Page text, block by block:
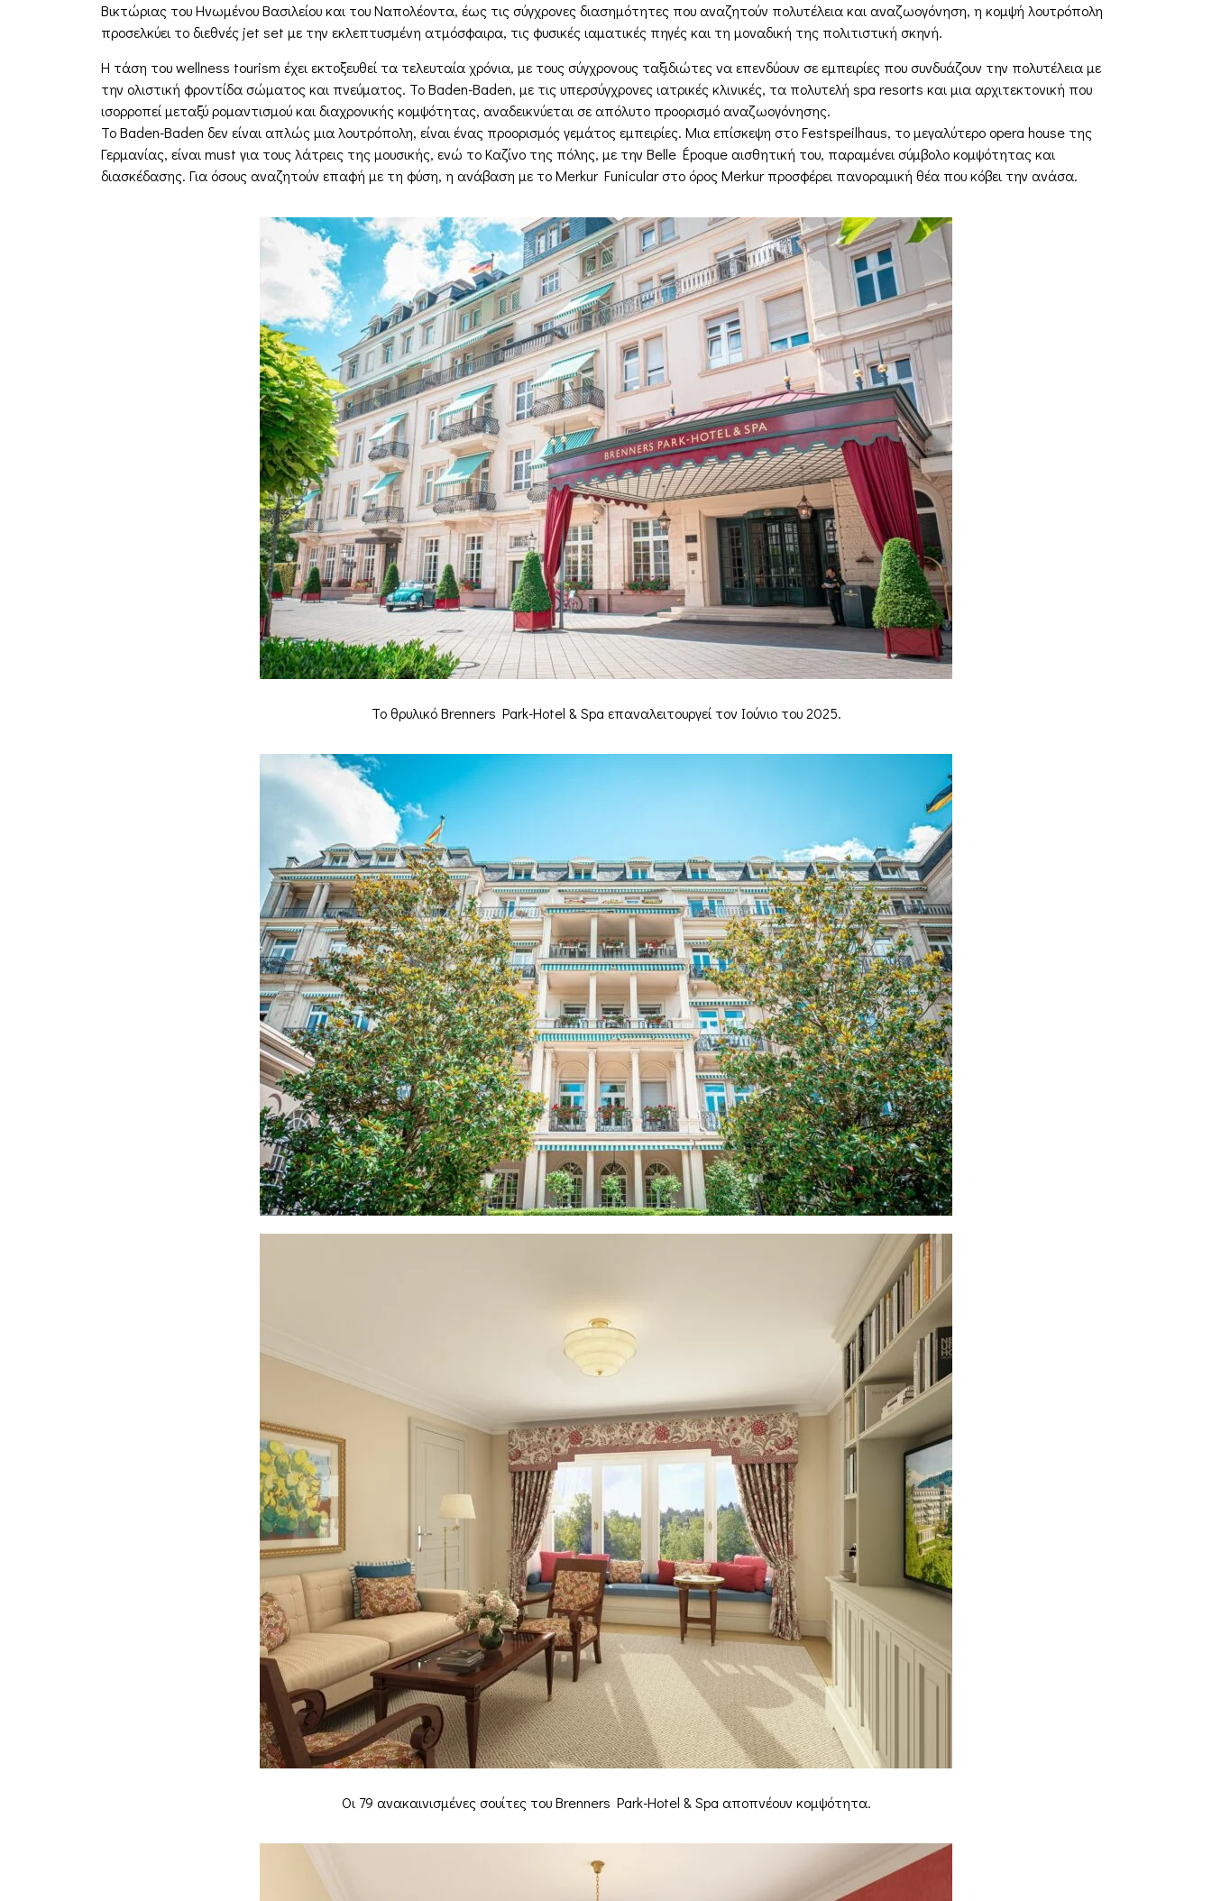
Βικτώριας του Ηνωμένου Βασιλείου και του Ναπολέοντα, έως τις σύγχρονες διασημότητες που αναζητούν πολυτέλεια και αναζωογόνηση, η κομψή λουτρόπολη
προσελκύει το διεθνές jet set με την εκλεπτυσμένη ατμόσφαιρα, τις φυσικές ιαματικές πηγές και τη μοναδική της πολιτιστική σκηνή.
Η τάση του wellness tourism έχει εκτοξευθεί τα τελευταία χρόνια, με τους σύγχρονους ταξιδιώτες να επενδύουν σε εμπειρίες που συνδυάζουν την πολυτέλεια με
την ολιστική φροντίδα σώματος και πνεύματος. Το Baden-Baden, με τις υπερσύγχρονες ιατρικές κλινικές, τα πολυτελή spa resorts και μια αρχιτεκτονική που
ισορροπεί μεταξύ ρομαντισμού και διαχρονικής κομψότητας, αναδεικνύεται σε απόλυτο προορισμό αναζωογόνησης.
Το Baden-Baden δεν είναι απλώς μια λουτρόπολη, είναι ένας προορισμός γεμάτος εμπειρίες. Μια επίσκεψη στο Festspeilhaus, το μεγαλύτερο opera house της
Γερμανίας, είναι must για τους λάτρεις της μουσικής, ενώ το Καζίνο της πόλης, με την Belle Époque αισθητική του, παραμένει σύμβολο κομψότητας και
διασκέδασης. Για όσους αναζητούν επαφή με τη φύση, η ανάβαση με το Merkur Funicular στο όρος Merkur προσφέρει πανοραμική θέα που κόβει την ανάσα.
Το θρυλικό Brenners Park-Hotel & Spa επαναλειτουργεί τον Ιούνιο του 2025.
Οι 79 ανακαινισμένες σουίτες του Brenners Park-Hotel & Spa αποπνέουν κομψότητα.